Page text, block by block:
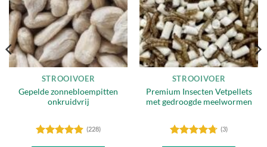
STROOIVOER
Gepelde zonnebloempitten
onkruidvrij
(228)
STROOIVOER
Premium Insecten Vetpellets
met gedroogde meelwormen
(3)